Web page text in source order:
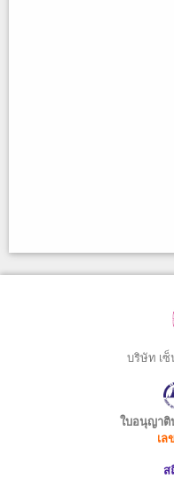
บริษัท เซ็
ใบอนุญาติ
เ
ส